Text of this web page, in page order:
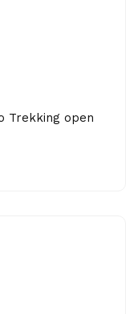
Trekking open